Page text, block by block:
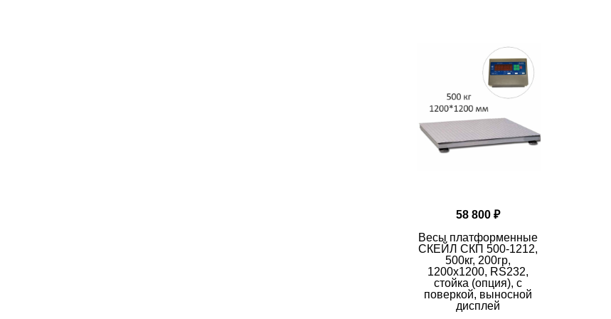
- либо написать в ЧАТ на экране внизу справа;
Россия, 109263, г. Москва, 7-я ул.
58 800 ₽
Весы платформенные
СКЕЙЛ СКП 500-1212,
500кг, 200гр,
1200х1200, RS232,
стойка (опция), с
поверкой, выносной
дисплей